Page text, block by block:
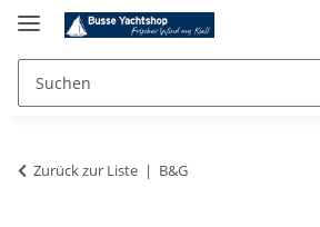
Zurück zur Liste B&G